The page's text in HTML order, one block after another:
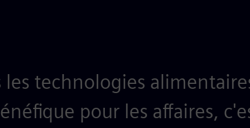
les technologies
pour les affaires,